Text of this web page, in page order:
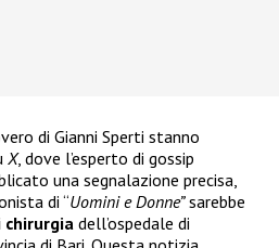
di Gianni Sperti stanno
X, dove l’esperto di gossip
una segnalazione precisa,
di “Uomini e Donne”sarebbe
dell’ospedale di